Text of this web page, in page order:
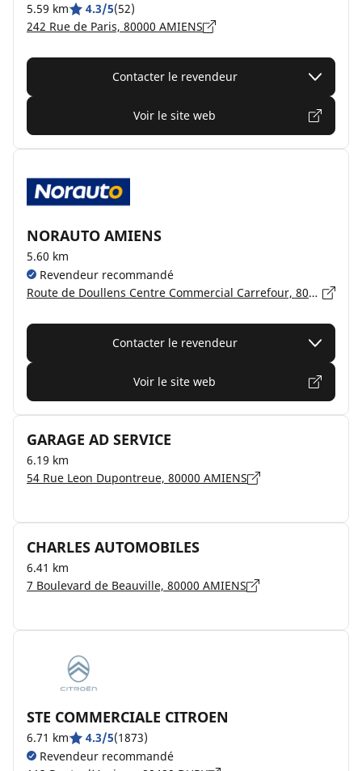
5.59 km 4.3/5(52)
242 Rue de Paris, 80000 AMIENS
Contacter le revendeur
Voir le site web
NORAUTO AMIENS
5.60 km
Revendeur recommandé
Route de Doullens Centre Commercial Carrefour, 80000 AMIENS
Contacter le revendeur
Voir le site web
GARAGE AD SERVICE
6.19 km
54 Rue Leon Dupontreue, 80000 AMIENS
CHARLES AUTOMOBILES
6.41 km
7 Boulevard de Beauville, 80000 AMIENS
STE COMMERCIALE CITROEN
6.71 km 4.3/5(1873)
Revendeur recommandé